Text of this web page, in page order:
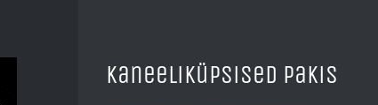
Kaneeliküpsised pakis